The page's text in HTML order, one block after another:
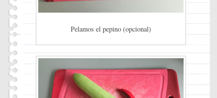
Pelamos el pepino (opcional)